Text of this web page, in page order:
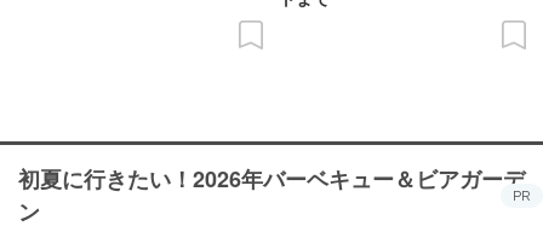
初夏に行きたい！2026年バーベキュー＆ビアガーデ
ン
PR